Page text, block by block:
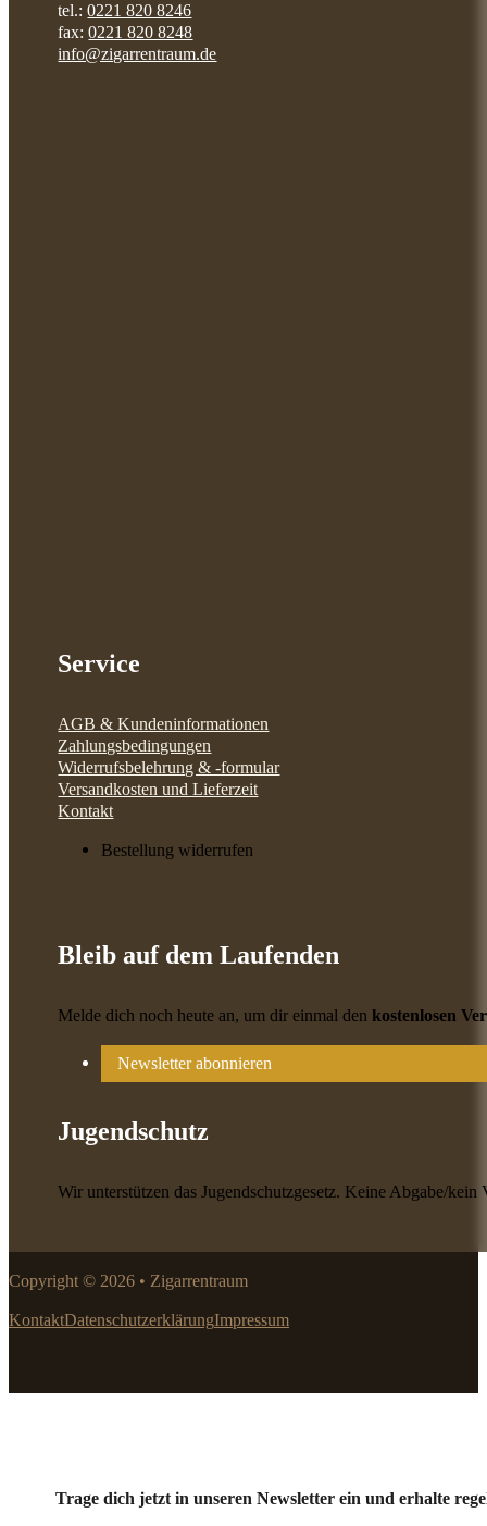
tel.:0221 820 8246
fax:0221 820 8248
info@zigarrentraum.de
Service
AGB & Kundeninformationen
Zahlungsbedingungen
Widerrufsbelehrung & -formular
Versandkosten und Lieferzeit
Kontakt
Bestellung widerrufen
Bleib auf dem Laufenden
Melde dich noch heute an, um dir einmal denkostenlosen
Newsletter abonnieren
Jugendschutz
Wir unterstützen das Jugendschutzgesetz. Keine Abgabe/
Copyright © 2026 • Zigarrentraum
KontaktDatenschutzerklärungImpressum
Trage dich jetzt in unseren Newsletter ein und erhalte